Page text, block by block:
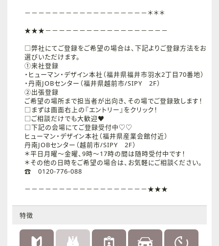
－－－－－－－－－－－－－－－－－－＊＊＊
★★★－－－－－－－－－－－－－－－－－－
□弊社にてご登録をご希望の場合は、下記よりご登録方法をお
選びいただけます。
①来社登録
・ヒューマン・デザイン本社（福井県福井市羽水2丁目70番地）
・丹南JOBセンター（福井県越前市/SIPY 2F）
②出張登録
ご希望の場所まで担当者が出向き、その場でご登録致します！
□まずは画面右上の『エントリー』をクリック！
□ご相談だけでも大歓迎♥
□下記の会場にてご登録受付中♡♡
ヒューマン・デザイン本社（福井県産業会館付近）
丹南JOBセンター（越前市/SIPY 2F）
＊平日月曜～金曜、9時～17時の間は随時受付中です！
＊その他の日時をご希望の場合は、お気軽にご相談ください。
☎ 0120-776-088
－－－－－－－－－－－－－－－－－－★★★
特徴